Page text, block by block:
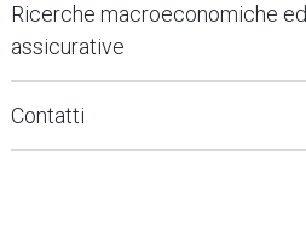
Ricerche macroeconomiche ed
assicurative
Contatti